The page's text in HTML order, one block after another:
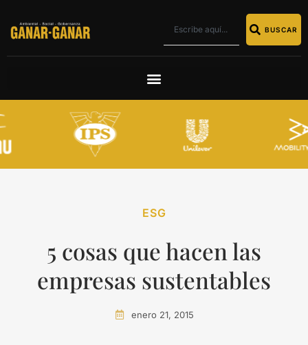
BUSCAR
ESG
5 cosas que hacen las
empresas sustentables
enero 21, 2015